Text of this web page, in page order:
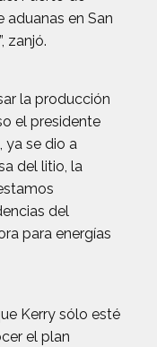
aduanas en San
zanjó.
la producción
el presidente
ya se dio a
del litio, la
del
para energías
Kerry sólo esté
el plan